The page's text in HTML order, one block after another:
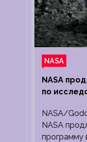
NASA
NASA
по
NASA/
NASA
программу